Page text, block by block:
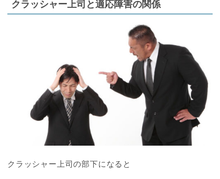
クラッシャー上司と適応障害の関係
クラッシャー上司の部下になると